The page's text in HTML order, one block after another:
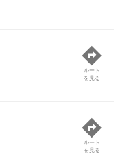
ルート
を見る
ルート
を見る